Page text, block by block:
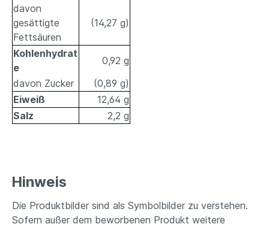
davon
gesättigte
Fettsäuren
(14,27 g)
Kohlenhydrat
e
0,92 g
davon Zucker
(0,89 g)
Eiweiß
12,64 g
Salz
2,2 g
Hinweis
Die Produktbilder sind als Symbolbilder zu verstehen.
Sofern außer dem beworbenen Produkt weitere